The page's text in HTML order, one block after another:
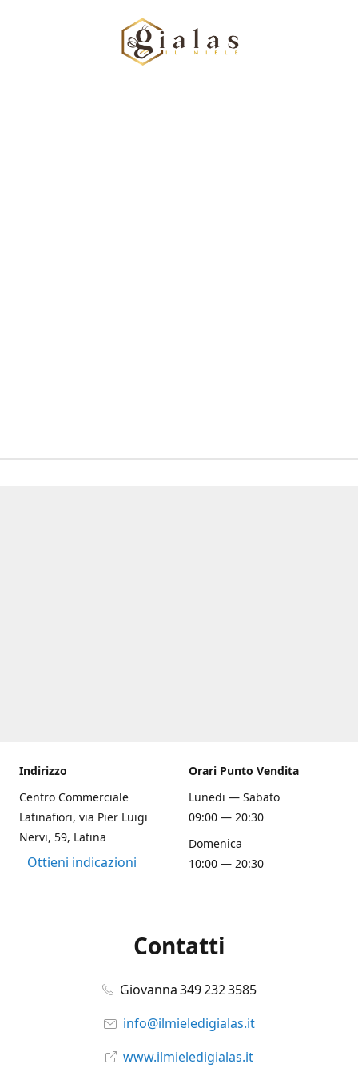
Indirizzo
Centro Commerciale
Latinafiori, via Pier Luigi
Nervi, 59, Latina
Ottieni indicazioni
Orari Punto Vendita
Lunedi — Sabato
09:00 — 20:30
Domenica
10:00 — 20:30
Contatti
Giovanna 349 232 3585
info@ilmieledigialas.it
www.ilmieledigialas.it